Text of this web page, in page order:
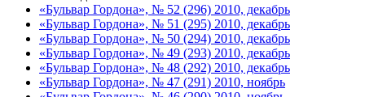
«Бульвар Гордона», № 52 (296) 2010, декабрь
«Бульвар Гордона», № 51 (295) 2010, декабрь
«Бульвар Гордона», № 50 (294) 2010, декабрь
«Бульвар Гордона», № 49 (293) 2010, декабрь
«Бульвар Гордона», № 48 (292) 2010, декабрь
«Бульвар Гордона», № 47 (291) 2010, ноябрь